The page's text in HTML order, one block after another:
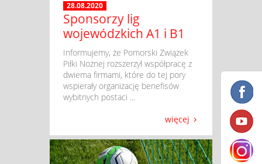
28.08.2020
Sponsorzy lig
wojewódzkich A1 i B1
​ Informujemy, że Pomorski Związek
Piłki Nożnej rozszerzył współpracę z
dwiema firmami, które do tej pory
wspierały organizację benefisów
wybitnych postaci ...
więcej